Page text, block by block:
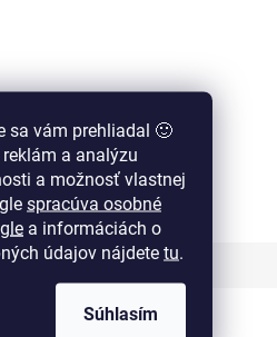
sa vám prehliadal 🙂
a analýzu
a možnosť vlastnej
spracúva osobné
a informáciách o
údajov nájdete tu.
Súhlasím
možný na predajni